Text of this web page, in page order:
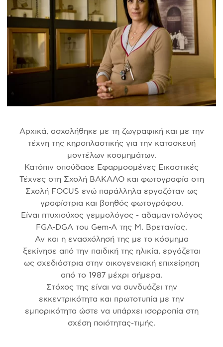
Αρχικά, ασχολήθηκε με τη ζωγραφική και με την
τέχνη της κηροπλαστικής για την κατασκευή
μοντέλων κοσμημάτων.
Κατόπιν σπούδασε Εφαρμοσμένες Εικαστικές
Τέχνες στη Σχολή ΒΑΚΑΛΟ και φωτογραφία στη
Σχολή FOCUS ενώ παράλληλα εργαζόταν ως
γραφίστρια και βοηθός φωτογράφου.
Είναι πτυχιούχος γεμμολόγος - αδαμαντολόγος
FGA-DGA του Gem-A της Μ. Βρετανίας.
Αν και η ενασχόλησή της με το κόσμημα
ξεκίνησε από την παιδική της ηλικία, εργάζεται
ως σχεδιάστρια στην οικογενειακή επιχείρηση
από το 1987 μέχρι σήμερα.
Στόχος της είναι να συνδυάζει την
εκκεντρικότητα και πρωτοτυπία με την
εμπορικότητα ώστε να υπάρχει ισορροπία στη
σχέση ποιότητας-τιμής.